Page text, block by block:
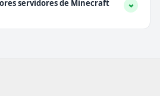
servidores de Minecraft